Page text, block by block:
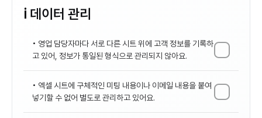
ℹ️ 데이터 관리
• 영업 담당자마다 서로 다른 시트 위에 고객 정보를 기록하
고 있어, 정보가 통일된 형식으로 관리되지 않아요.
• 엑셀 시트에 구체적인 미팅 내용이나 이메일 내용을 붙여
넣기할 수 없어 별도로 관리하고 있어요.